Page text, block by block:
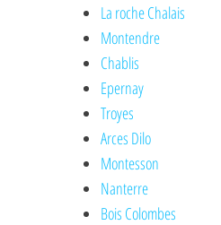
La roche Chalais
Montendre
Chablis
Epernay
Troyes
Arces Dilo
Montesson
Nanterre
Bois Colombes